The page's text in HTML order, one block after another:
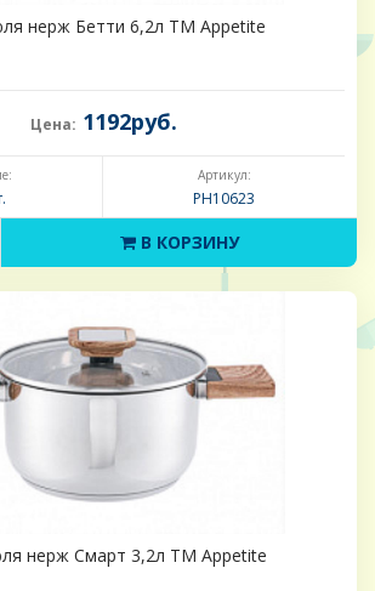
нерж Бетти 6,2л ТМ Appetite
Цена: 1192руб.
Артикул:
PH10623
В КОРЗИНУ
нерж Смарт 3,2л ТМ Appetite